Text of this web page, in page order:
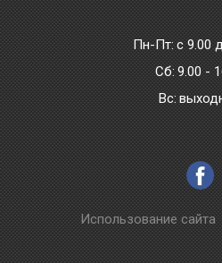
Пн-Пт:с 9.00
Сб: 9.00 -
Bc:
Использование сайта